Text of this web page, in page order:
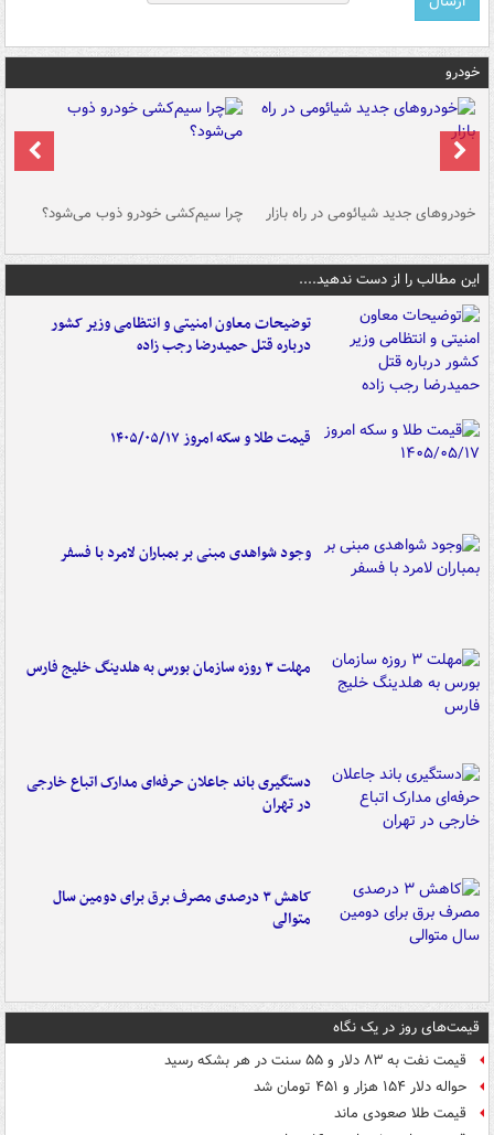
خودرو
خودروهای جدید شیائومی در راه بازار چرا سیم‌کشی خودرو ذوب می‌شود؟
این مطالب را از دست ندهید....
توضیحات معاون امنیتی و انتظامی وزیر کشور
درباره قتل حمیدرضا رجب زاده
قیمت طلا و سکه امروز ۱۴۰۵/۰۵/۱۷
وجود شواهدی مبنی بر بمباران لامرد با فسفر
مهلت ۳ روزه سازمان بورس به هلدینگ خلیج فارس
دستگیری باند جاعلان حرفه‌ای مدارک اتباع خارجی
در تهران
کاهش ۳ درصدی مصرف برق برای دومین سال
متوالی
قیمت‌های روز در یک نگاه
قیمت نفت به ۸۳ دلار و ۵۵ سنت در هر بشکه رسید
حواله دلار ۱۵۴ هزار و ۴۵۱ تومان شد
قیمت طلا صعودی ماند